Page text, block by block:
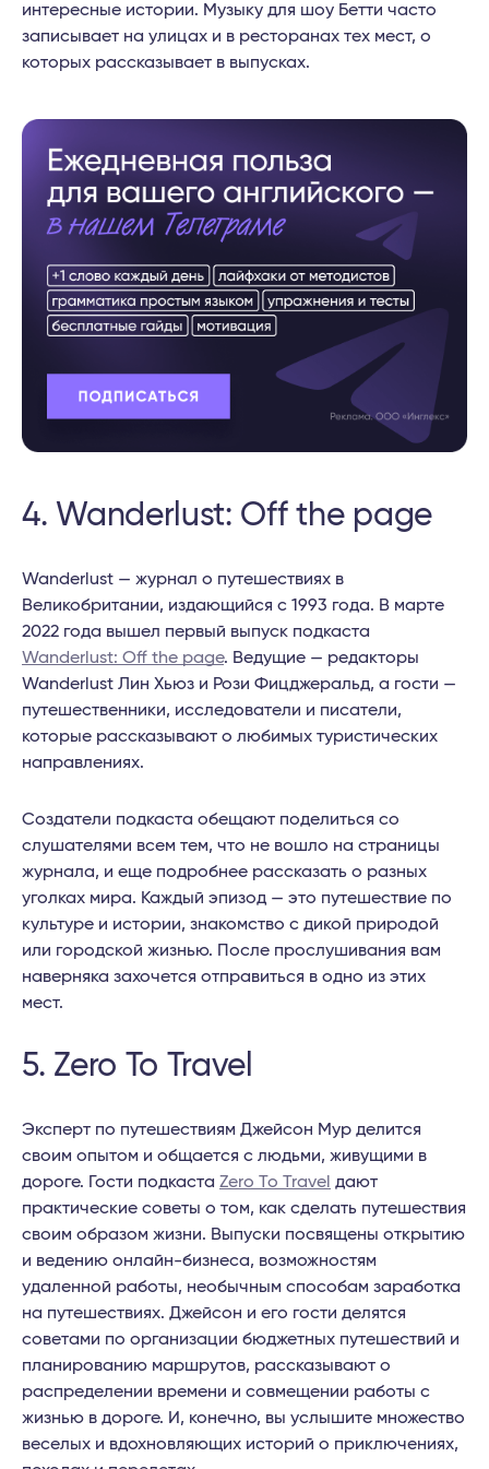
интересные истории. Музыку для шоу Бетти часто
записывает на улицах и в ресторанах тех мест, о
которых рассказывает в выпусках.
4. Wanderlust: Off the page
Wanderlust — журнал о путешествиях в
Великобритании, издающийся с 1993 года. В марте
2022 года вышел первый выпуск подкаста
Wanderlust: Off the page. Ведущие — редакторы
Wanderlust Лин Хьюз и Рози Фицджеральд, а гости —
путешественники, исследователи и писатели,
которые рассказывают о любимых туристических
направлениях.
Создатели подкаста обещают поделиться со
слушателями всем тем, что не вошло на страницы
журнала, и еще подробнее рассказать о разных
уголках мира. Каждый эпизод — это путешествие по
культуре и истории, знакомство с дикой природой
или городской жизнью. После прослушивания вам
наверняка захочется отправиться в одно из этих
мест.
5. Zero To Travel
Эксперт по путешествиям Джейсон Мур делится
своим опытом и общается с людьми, живущими в
дороге. Гости подкаста Zero To Travel дают
практические советы о том, как сделать путешествия
своим образом жизни. Выпуски посвящены открытию
и ведению онлайн-бизнеса, возможностям
удаленной работы, необычным способам заработка
на путешествиях. Джейсон и его гости делятся
советами по организации бюджетных путешествий и
планированию маршрутов, рассказывают о
распределении времени и совмещении работы с
жизнью в дороге. И, конечно, вы услышите множество
веселых и вдохновляющих историй о приключениях,